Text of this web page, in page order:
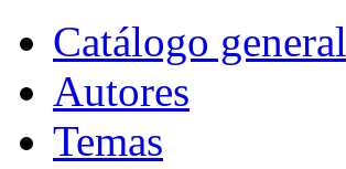
Catálogo general
Autores
Temas